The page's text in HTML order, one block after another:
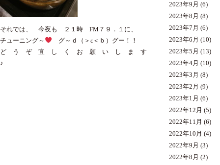
それでは、 今夜も ２１時 FM７９．１に、
チューニング～
グ～ｄ（＞ε＜ｂ）グー！！
ど う ぞ 宜 し く お 願 い し ま す
♪
2023年9月 (6)
2023年8月 (8)
2023年7月 (6)
2023年6月 (10)
2023年5月 (13)
2023年4月 (10)
2023年3月 (8)
2023年2月 (9)
2023年1月 (6)
2022年12月 (5)
2022年11月 (6)
2022年10月 (4)
2022年9月 (3)
2022年8月 (2)